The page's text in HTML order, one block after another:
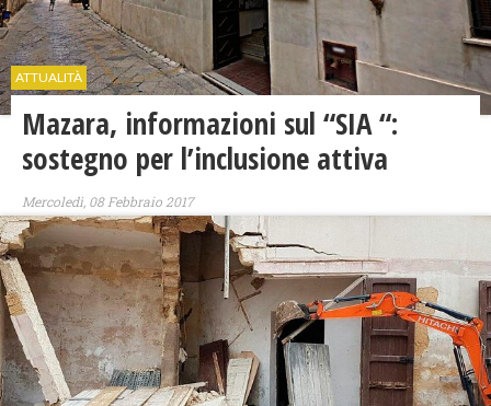
ATTUALITÀ
Mazara, informazioni sul “SIA “:
sostegno per l’inclusione attiva
Mercoledì, 08 Febbraio 2017